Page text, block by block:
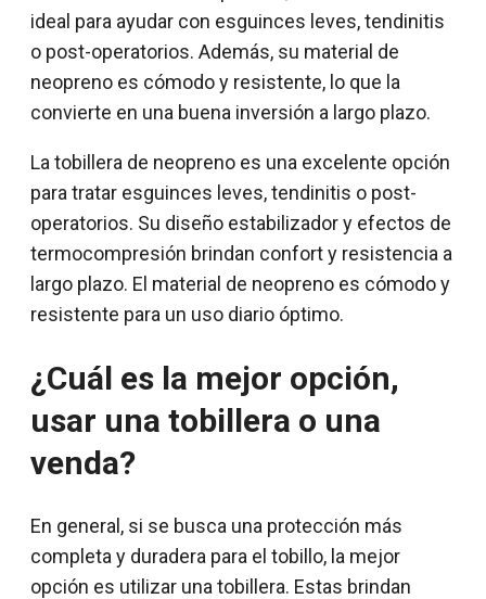
ideal para ayudar con esguinces leves, tendinitis
o post-operatorios. Además, su material de
neopreno es cómodo y resistente, lo que la
convierte en una buena inversión a largo plazo.
La tobillera de neopreno es una excelente opción
para tratar esguinces leves, tendinitis o post-
operatorios. Su diseño estabilizador y efectos de
termocompresión brindan confort y resistencia a
largo plazo. El material de neopreno es cómodo y
resistente para un uso diario óptimo.
¿Cuál es la mejor opción,
usar una tobillera o una
venda?
En general, si se busca una protección más
completa y duradera para el tobillo, la mejor
opción es utilizar una tobillera. Estas brindan